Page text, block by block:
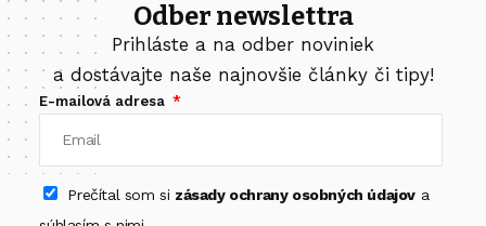
Odber newslettra
Prihláste a na odber noviniek
a dostávajte naše najnovšie články či tipy!
E-mailová adresa
Prečítal som si zásady ochrany osobných údajova